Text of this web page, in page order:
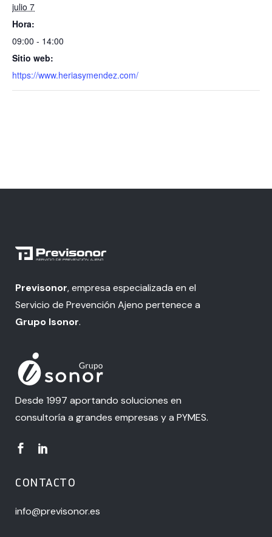
julio 7
Hora:
09:00 - 14:00
Sitio web:
https://www.heriasymendez.com/
Previsonor, empresa especializada en el
Servicio de Prevención Ajeno pertenece a
Grupo Isonor.
Desde 1997 aportando soluciones en
consultoría a grandes empresas y a PYMES.
CONTACTO
info@previsonor.es